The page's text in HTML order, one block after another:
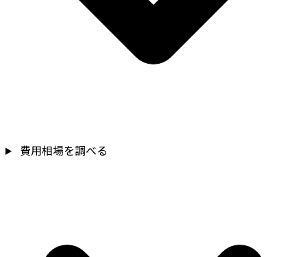
費用相場を調べる